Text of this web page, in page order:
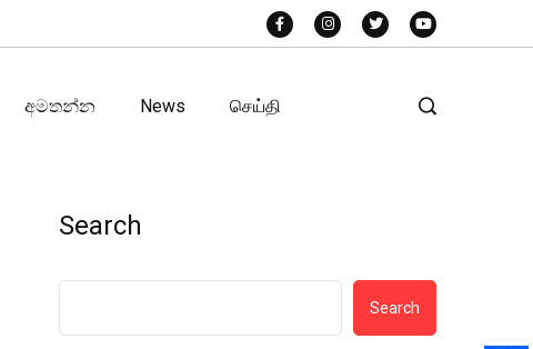
අමතන්න News செய்தி
Search
Search